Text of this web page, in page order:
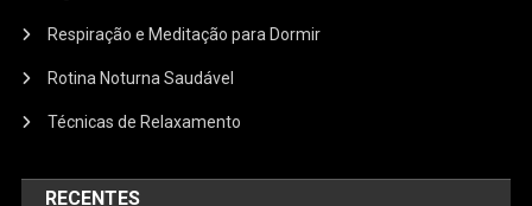
Respiração e Meditação para Dormir
Rotina Noturna Saudável
Técnicas de Relaxamento
RECENTES